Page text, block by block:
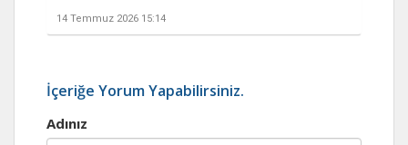
14 Temmuz 2026 15:14
İçeriğe Yorum Yapabilirsiniz.
Adınız